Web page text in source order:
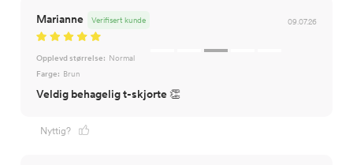
Marianne 09.07.26
Verifisert kunde
Opplevd størrelse: Normal
Farge: Brun
Veldig behagelig t-skjorte 👏
Nyttig?